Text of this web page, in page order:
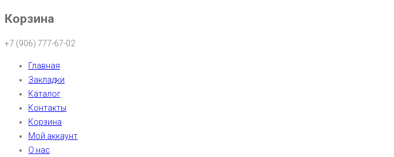
Корзина
+7 (906) 777-67-02
Главная
Закладки
Каталог
Контакты
Корзина
Мой аккаунт
О нас